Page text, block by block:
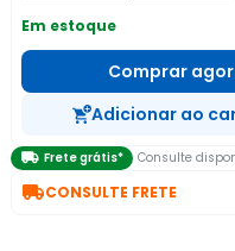
Em estoque
Comprar
Adicionar ao
 Frete grátis* Consulte
CONSULTE FRETE